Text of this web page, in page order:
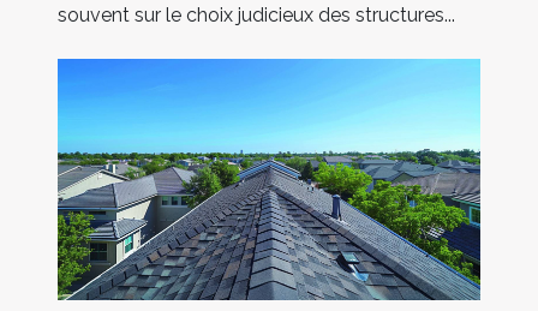
souvent sur le choix judicieux des structures...